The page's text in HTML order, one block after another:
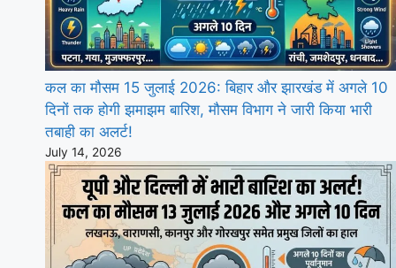
कल का मौसम 15 जुलाई 2026: बिहार और झारखंड में अगले 10
दिनों तक होगी झमाझम बारिश, मौसम विभाग ने जारी किया भारी
तबाही का अलर्ट!
July 14, 2026